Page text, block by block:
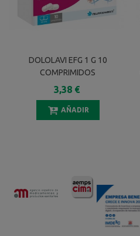
DOLOLAVI EFG 1 G 10
COMPRIMIDOS
3,38 €
AÑADIR